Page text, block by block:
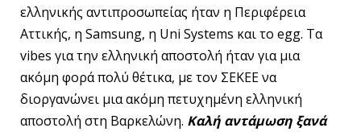
ελληνικής αντιπροσωπείας ήταν η Περιφέρεια
Αττικής, η Samsung, η Uni Systems και το egg. Τα
vibes για την ελληνική αποστολή ήταν για μια
ακόμη φορά πολύ θέτικα, με τον ΣΕΚΕΕ να
διοργανώνει μια ακόμη πετυχημένη ελληνική
αποστολή στη Βαρκελώνη. Καλή αντάμωση ξανά